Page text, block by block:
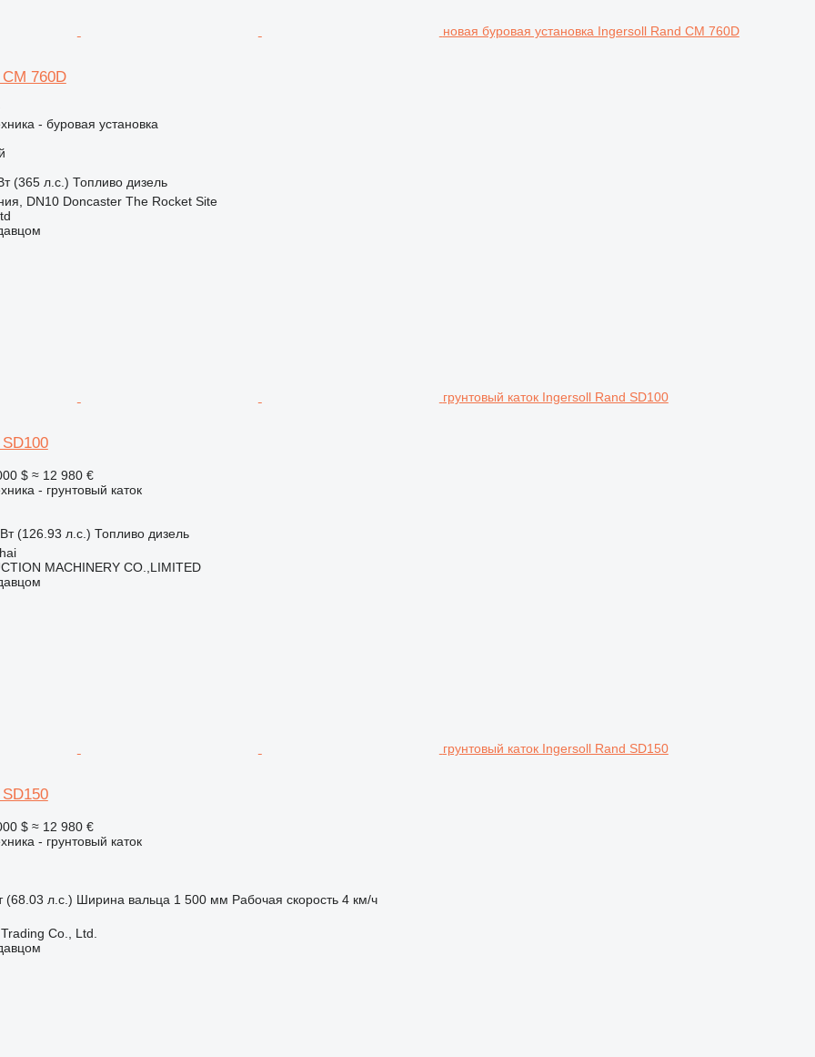
новая буровая установка Ingersoll Rand CM 760D
760D
- буровая установка
(365 л.с.) Топливо дизель
DN10 Doncaster The Rocket Site
грунтовый каток Ingersoll Rand SD100
$ ≈ 12 980 €
- грунтовый каток
(126.93 л.с.) Топливо дизель
MACHINERY CO.,LIMITED
грунтовый каток Ingersoll Rand SD150
$ ≈ 12 980 €
- грунтовый каток
(68.03 л.с.) Ширина вальца 1 500 мм Рабочая скорость 4 км/ч
Co., Ltd.